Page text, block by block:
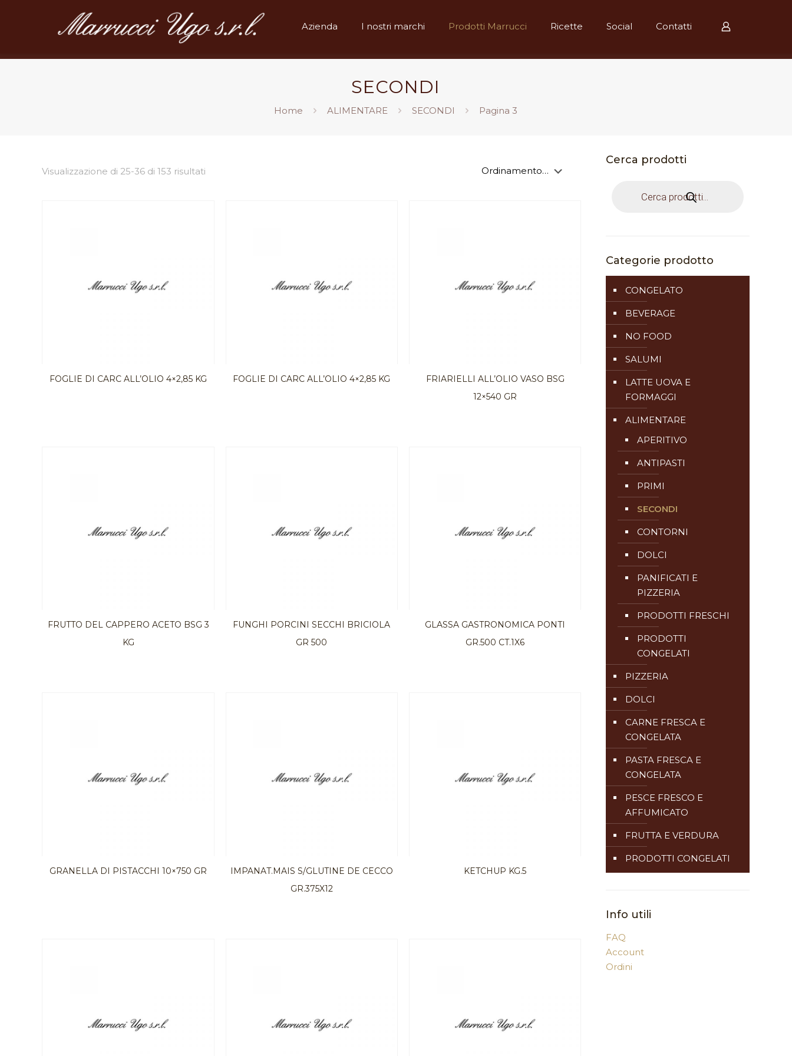
Azienda I nostri marchi Prodotti Marrucci Ricette Social Contatti
SECONDI
Home ALIMENTARE SECONDI Pagina 3
Visualizzazione di 25-36 di 153 risultati
FOGLIE DI CARC ALL’OLIO 4×2,85 KG FOGLIE DI CARC ALL’OLIO 4×2,85 KG
FRIARIELLI ALL’OLIO VASO BSG
12×540 GR
FRUTTO DEL CAPPERO ACETO BSG 3
KG
FUNGHI PORCINI SECCHI BRICIOLA
GR 500
GLASSA GASTRONOMICA PONTI
GR.500 CT.1X6
GRANELLA DI PISTACCHI 10×750 GR
IMPANAT.MAIS S/GLUTINE DE CECCO
GR.375X12
KETCHUP KG.5
Cerca prodotti
search
Categorie prodotto
CONGELATO
BEVERAGE
NO FOOD
SALUMI
LATTE UOVA E
FORMAGGI
ALIMENTARE
APERITIVO
ANTIPASTI
PRIMI
SECONDI
CONTORNI
DOLCI
PANIFICATI E
PIZZERIA
PRODOTTI FRESCHI
PRODOTTI
CONGELATI
PIZZERIA
DOLCI
CARNE FRESCA E
CONGELATA
PASTA FRESCA E
CONGELATA
PESCE FRESCO E
AFFUMICATO
FRUTTA E VERDURA
PRODOTTI CONGELATI
Info utili
FAQ
Account
Ordini